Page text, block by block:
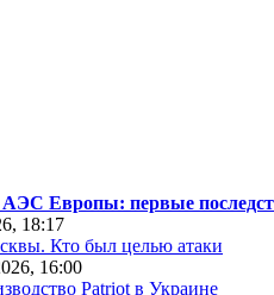
АЭС Европы: первые
18:17
Кто был целью атаки
16:00
Patriot в Украине